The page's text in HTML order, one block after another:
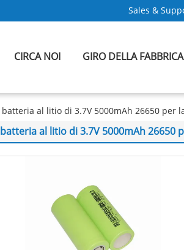
Sales &
CIRCA NOI GIRO DELLA FABBRICA
batteria al litio di 3.7V 5000mAh 26650 per
batteria al litio di 3.7V 5000mAh 26650